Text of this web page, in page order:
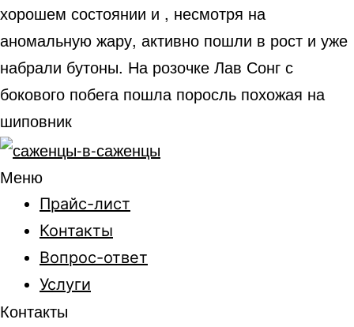
хорошем состоянии и , несмотря на
аномальную жару, активно пошли в рост и уже
набрали бутоны. На розочке Лав Сонг с
бокового побега пошла поросль похожая на
шиповник
Меню
Прайс-лист
Контакты
Вопрос-ответ
Услуги
Контакты